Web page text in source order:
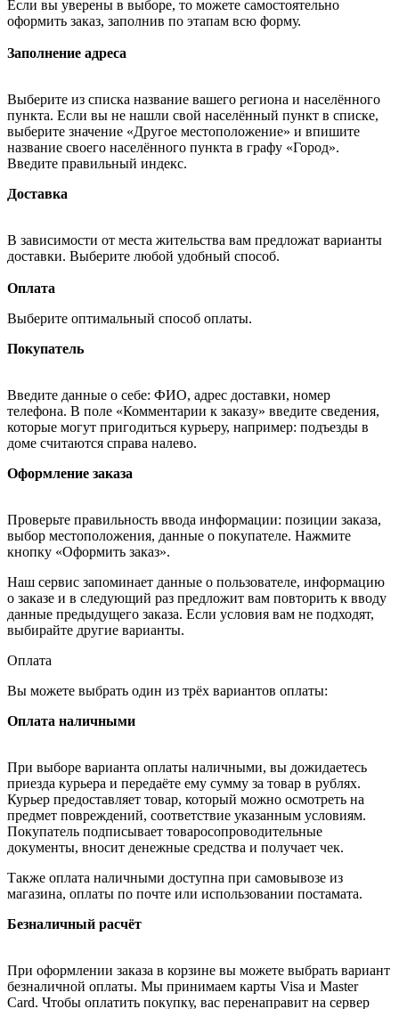
Если вы уверены в выборе, то можете самостоятельно
оформить заказ, заполнив по этапам всю форму.
Заполнение адреса
Выберите из списка название вашего региона и населённого
пункта. Если вы не нашли свой населённый пункт в списке,
выберите значение «Другое местоположение» и впишите
название своего населённого пункта в графу «Город».
Введите правильный индекс.
Доставка
В зависимости от места жительства вам предложат варианты
доставки. Выберите любой удобный способ.
Оплата
Выберите оптимальный способ оплаты.
Покупатель
Введите данные о себе: ФИО, адрес доставки, номер
телефона. В поле «Комментарии к заказу» введите сведения,
которые могут пригодиться курьеру, например: подъезды в
доме считаются справа налево.
Оформление заказа
Проверьте правильность ввода информации: позиции заказа,
выбор местоположения, данные о покупателе. Нажмите
кнопку «Оформить заказ».
Наш сервис запоминает данные о пользователе, информацию
о заказе и в следующий раз предложит вам повторить к вводу
данные предыдущего заказа. Если условия вам не подходят,
выбирайте другие варианты.
Оплата
Вы можете выбрать один из трёх вариантов оплаты:
Оплата наличными
При выборе варианта оплаты наличными, вы дожидаетесь
приезда курьера и передаёте ему сумму за товар в рублях.
Курьер предоставляет товар, который можно осмотреть на
предмет повреждений, соответствие указанным условиям.
Покупатель подписывает товаросопроводительные
документы, вносит денежные средства и получает чек.
Также оплата наличными доступна при самовывозе из
магазина, оплаты по почте или использовании постамата.
Безналичный расчёт
При оформлении заказа в корзине вы можете выбрать вариант
безналичной оплаты. Мы принимаем карты Visa и Master
Card. Чтобы оплатить покупку, вас перенаправит на сервер